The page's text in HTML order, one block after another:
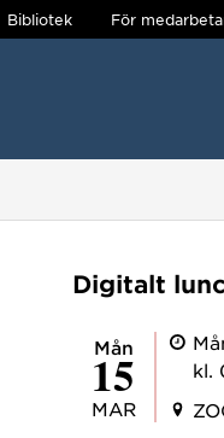
Bibliotek För
Digitalt
mån
15
MAR
kl.